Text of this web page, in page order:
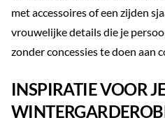
met accessoires of een zijden
vrouwelijke details die je
zonder concessies te doen aan
INSPIRATIE VOOR